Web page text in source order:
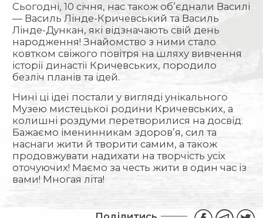
Сьогодні, 10 січня, нас також об’єднали Василі
— Василь Лінде-Кричевський та Василь
Лінде-Дункан, які відзначають свій день
народження! Знайомство з ними стало
ковтком свіжого повітря на шляху вивчення
історії династії Кричевських, породило
безліч планів та ідей.
Нині ці ідеї постали у вигляді унікального
Музею мистецької родини Кричевських, а
колишні роздуми перетворилися на досвід.
Бажаємо іменинникам здоров’я, сил та
наснаги жити й творити самим, а також
продовжувати надихати на творчість усіх
оточуючих! Маємо за честь жити в один час із
вами! Многая літа!